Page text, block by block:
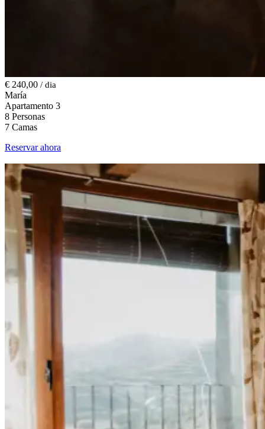
€ 240,00 / dia
María
Apartamento 3
8 Personas
7 Camas
Reservar ahora